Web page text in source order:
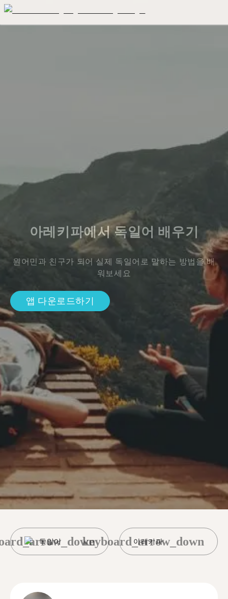
아레키파에서 독일어 배우기
원어민과 친구가 되어 실제 독일어로 말하는 방법을 배
워보세요
앱 다운로드하기
독일어 아레키파
keyboard_arrow_down